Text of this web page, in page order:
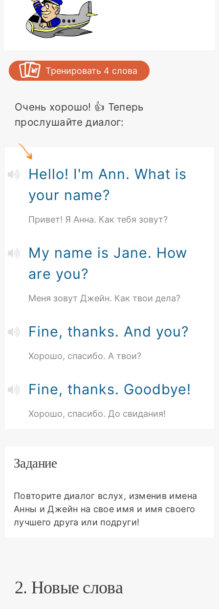
Тренировать 4 слова
Очень хорошо! 👍 Теперь
прослушайте диалог:
Hello! I'm Ann. What is
your name?
Привет! Я Анна. Как тебя зовут?
My name is Jane. How
are you?
Меня зовут Джейн. Как твои дела?
Fine, thanks. And you?
Хорошо, спасибо. А твои?
Fine, thanks. Goodbye!
Хорошо, спасибо. До свидания!
Задание
Повторите диалог вслух, изменив имена
Анны и Джейн на свое имя и имя своего
лучшего друга или подруги!
2. Новые слова